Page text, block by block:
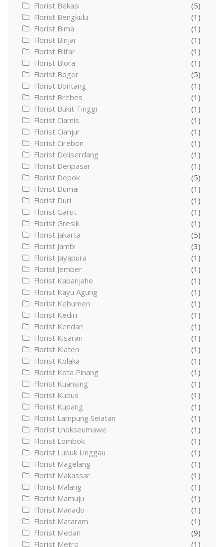
Florist Bekasi
(5)
Florist Bengkulu
(1)
Florist Bima
(1)
Florist Binjai
(1)
Florist Blitar
(1)
Florist Blora
(1)
Florist Bogor
(5)
Florist Bontang
(1)
Florist Brebes
(1)
Florist Bukit Tinggi
(1)
Florist Ciamis
(1)
Florist Cianjur
(1)
Florist Cirebon
(1)
Florist Deliserdang
(1)
Florist Denpasar
(1)
Florist Depok
(5)
Florist Dumai
(1)
Florist Duri
(1)
Florist Garut
(1)
Florist Gresik
(1)
Florist Jakarta
(5)
Florist Jambi
(3)
Florist Jayapura
(1)
Florist Jember
(1)
Florist Kabanjahe
(1)
Florist Kayu Agung
(1)
Florist Kebumen
(1)
Florist Kediri
(1)
Florist Kendari
(1)
Florist Kisaran
(1)
Florist Klaten
(1)
Florist Kolaka
(1)
Florist Kota Pinang
(1)
Florist Kuansing
(1)
Florist Kudus
(1)
Florist Kupang
(1)
Florist Lampung Selatan
(1)
Florist Lhokseumawe
(1)
Florist Lombok
(1)
Florist Lubuk Linggau
(1)
Florist Magelang
(1)
Florist Makassar
(1)
Florist Malang
(1)
Florist Mamuju
(1)
Florist Manado
(1)
Florist Mataram
(1)
Florist Medan
(9)
Florist Metro
(1)